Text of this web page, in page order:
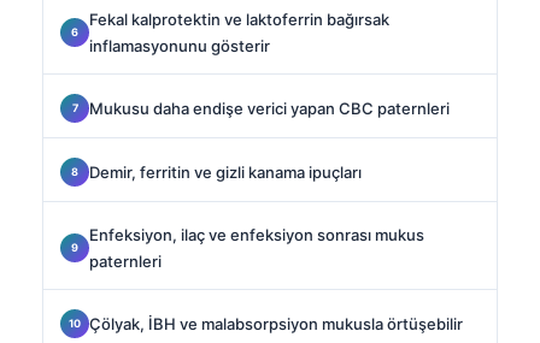
Fekal kalprotektin ve laktoferrin bağırsak
inflamasyonunu gösterir
Mukusu daha endişe verici yapan CBC paternleri
Demir, ferritin ve gizli kanama ipuçları
Enfeksiyon, ilaç ve enfeksiyon sonrası mukus
paternleri
Çölyak, İBH ve malabsorpsiyon mukusla örtüşebilir